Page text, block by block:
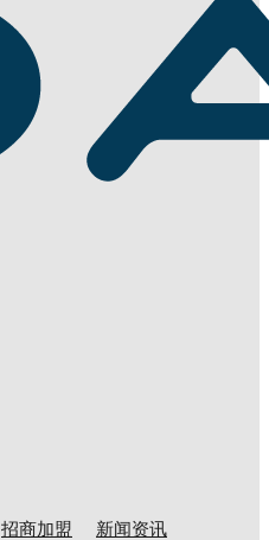
招商加盟 新闻资讯